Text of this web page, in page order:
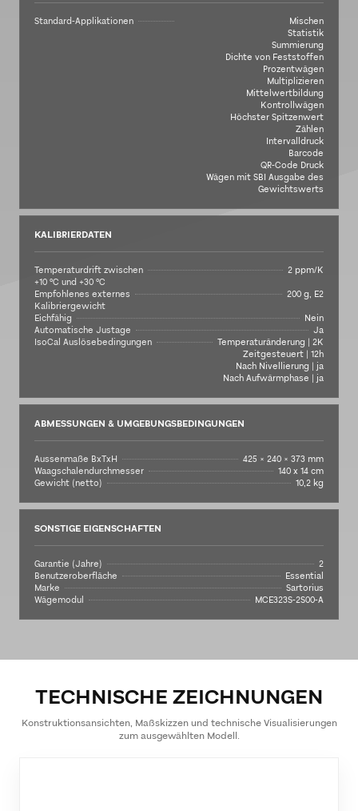
Standard-Applikationen
Mischen
Statistik
Summierung
Dichte von Feststoffen
Prozentwägen
Multiplizieren
Mittelwertbildung
Kontrollwägen
Höchster Spitzenwert
Zählen
Intervalldruck
Barcode
QR-Code Druck
Wägen mit SBI Ausgabe des
Gewichtswerts
KALIBRIERDATEN
Temperaturdrift zwischen
+10 °C und +30 °C
2 ppm/K
Empfohlenes externes
Kalibriergewicht
200 g, E2
Eichfähig
Nein
Automatische Justage
Ja
IsoCal Auslösebedingungen
Temperaturänderung | 2K
Zeitgesteuert | 12h
Nach Nivellierung | ja
Nach Aufwärmphase | ja
ABMESSUNGEN & UMGEBUNGSBEDINGUNGEN
Aussenmaße BxTxH
425 × 240 × 373 mm
Waagschalendurchmesser
140 x 14 cm
Gewicht (netto)
10,2 kg
SONSTIGE EIGENSCHAFTEN
Garantie (Jahre)
2
Benutzeroberfläche
Essential
Marke
Sartorius
Wägemodul
MCE323S-2S00-A
TECHNISCHE ZEICHNUNGEN
Konstruktionsansichten, Maßskizzen und technische Visualisierungen
zum ausgewählten Modell.